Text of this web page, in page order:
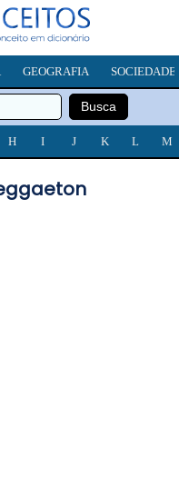
GEOGRAFIA SOCIEDADE
H I J K L M